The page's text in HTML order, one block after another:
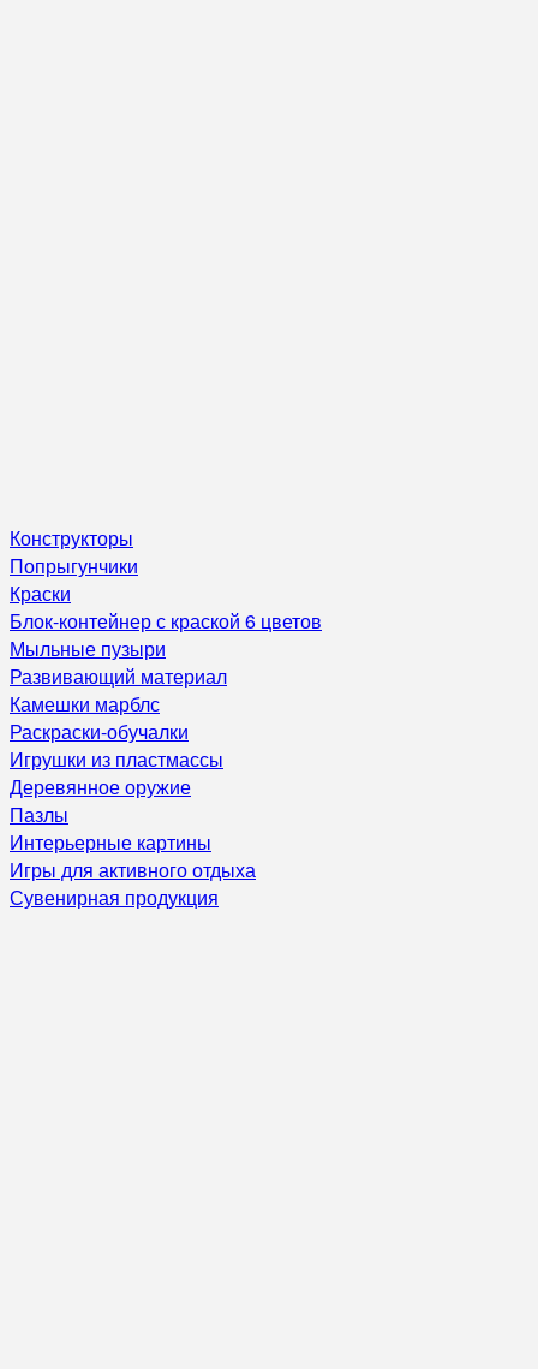
Конструкторы
Попрыгунчики
Краски
Блок-контейнер с краской 6 цветов
Мыльные пузыри
Развивающий материал
Камешки марблс
Раскраски-обучалки
Игрушки из пластмассы
Деревянное оружие
Пазлы
Интерьерные картины
Игры для активного отдыха
Сувенирная продукция